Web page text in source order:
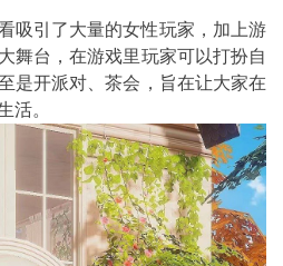
吸引了大量的女性玩家，加上游
舞台，在游戏里玩家可以打扮自
是开派对、茶会，旨在让大家在
活。